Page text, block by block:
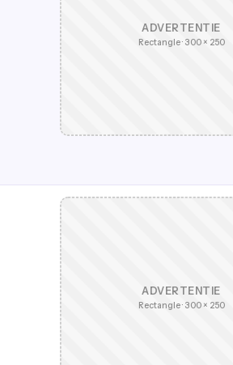
ADVERTENTIE
Rectangle · 300 × 250
ADVERTENTIE
Rectangle · 300 × 250